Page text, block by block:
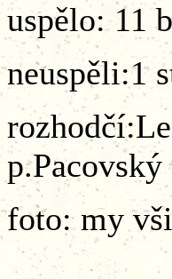
uspělo: 11
neuspěli:1
p.Pacovský
foto: my